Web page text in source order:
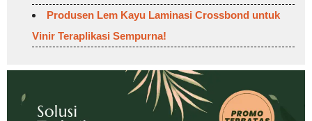
Produsen Lem Kayu Laminasi Crossbond untuk
Vinir Teraplikasi Sempurna!